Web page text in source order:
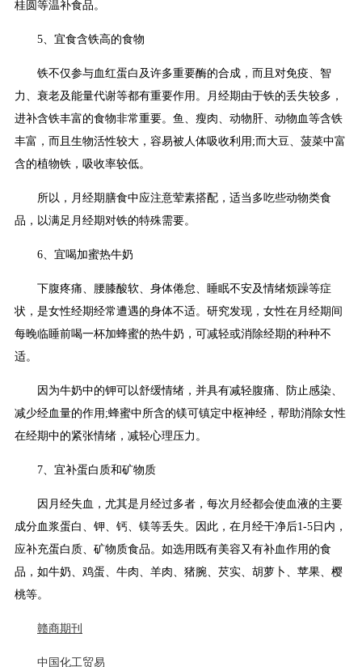
桂圆等温补食品。
5、宜食含铁高的食物
铁不仅参与血红蛋白及许多重要酶的合成，而且对免疫、智
力、衰老及能量代谢等都有重要作用。月经期由于铁的丢失较多，
进补含铁丰富的食物非常重要。鱼、瘦肉、动物肝、动物血等含铁
丰富，而且生物活性较大，容易被人体吸收利用;而大豆、菠菜中富
含的植物铁，吸收率较低。
所以，月经期膳食中应注意荤素搭配，适当多吃些动物类食
品，以满足月经期对铁的特殊需要。
6、宜喝加蜜热牛奶
下腹疼痛、腰膝酸软、身体倦怠、睡眠不安及情绪烦躁等症
状，是女性经期经常遭遇的身体不适。研究发现，女性在月经期间
每晚临睡前喝一杯加蜂蜜的热牛奶，可减轻或消除经期的种种不
适。
因为牛奶中的钾可以舒缓情绪，并具有减轻腹痛、防止感染、
减少经血量的作用;蜂蜜中所含的镁可镇定中枢神经，帮助消除女性
在经期中的紧张情绪，减轻心理压力。
7、宜补蛋白质和矿物质
因月经失血，尤其是月经过多者，每次月经都会使血液的主要
成分血浆蛋白、钾、钙、镁等丢失。因此，在月经干净后1-5日内，
应补充蛋白质、矿物质食品。如选用既有美容又有补血作用的食
品，如牛奶、鸡蛋、牛肉、羊肉、猪腕、芡实、胡萝卜、苹果、樱
桃等。
赣商期刊
中国化工贸易